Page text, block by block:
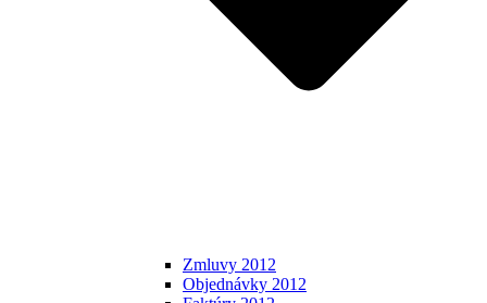
Zmluvy 2012
Objednávky 2012